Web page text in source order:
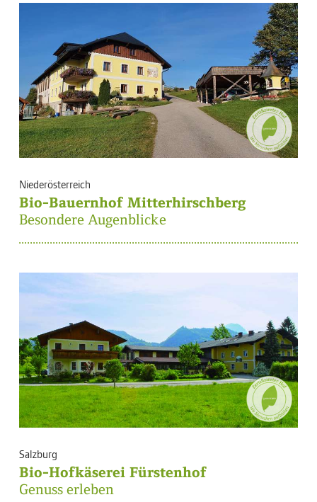
Niederösterreich
Bio-Bauernhof Mitterhirschberg
Besondere Augenblicke
Salzburg
Bio-Hofkäserei Fürstenhof
Genuss erleben